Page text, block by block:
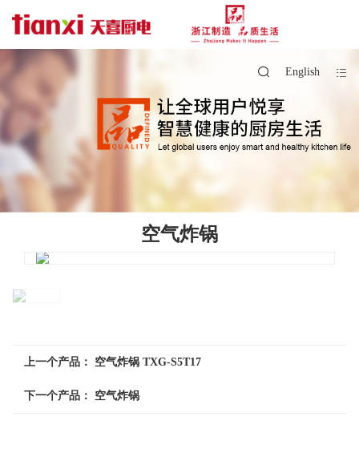
English
空气炸锅
上一个产品： 空气炸锅 TXG-S5T17
下一个产品： 空气炸锅